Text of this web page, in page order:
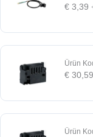
€ 3,39
Ürün
€ 30,59
Ürün